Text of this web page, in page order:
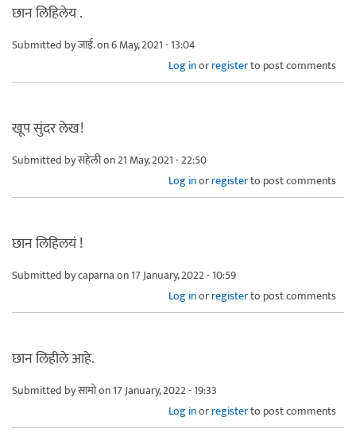
छान लिहिलेय .
Submitted byजाई.on 6 May, 2021 - 13:04
Log inorregisterto post comments
खूप सुंदर लेख!
Submitted byसहेलीon 21 May, 2021 - 22:50
Log inorregisterto post comments
छान लिहिलयं !
Submitted bycaparnaon 17 January, 2022 - 10:59
Log inorregisterto post comments
छान लिहीले आहे.
Submitted byसामोon 17 January, 2022 - 19:33
Log inorregisterto post comments